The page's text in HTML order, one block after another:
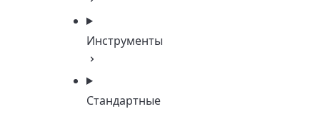
Инструменты
Стандартные